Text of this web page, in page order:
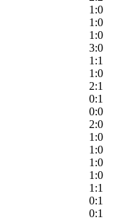
1:0
1:0
1:0
3:0
1:1
1:0
2:1
0:1
0:0
2:0
1:0
1:0
1:0
1:0
1:1
0:1
0:1